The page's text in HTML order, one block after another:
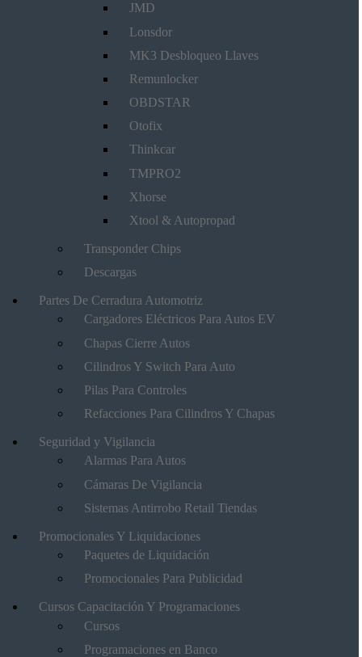
JMD
Lonsdor
MK3 Desbloqueo Llaves
Remunlocker
OBDSTAR
Otofix
Thinkcar
TMPRO2
Xhorse
Xtool & Autopropad
Transponder Chips
Descargas
Partes De Cerradura Automotriz
Cargadores Eléctricos Para Autos EV
Chapas Cierre Autos
Cilindros Y Switch Para Auto
Pilas Para Controles
Refacciones Para Cilindros Y Chapas
Seguridad y Vigilancia
Alarmas Para Autos
Cámaras De Vigilancia
Sistemas Antirrobo Retail Tiendas
Promocionales Y Liquidaciones
Paquetes de Liquidación
Promocionales Para Publicidad
Cursos Capacitación Y Programaciones
Cursos
Programaciones en Banco